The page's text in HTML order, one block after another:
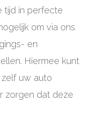
tijd in perfecte
om via ons
en
Hiermee kunt
uw auto
zorgen dat deze